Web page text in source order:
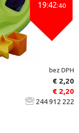
19:42:39
bez DPH
€ 2,20
€ 2,20
244 912 222